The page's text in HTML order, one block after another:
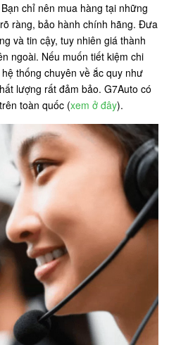
chỉ nên mua hàng tại những
ràng, bảo hành chính hãng. Đưa
và tin cậy, tuy nhiên giá thành
ngoài. Nếu muốn tiết kiệm chi
thống chuyên về ắc quy như
lượng rất đảm bảo. G7Auto có
toàn quốc (xem ở đây).